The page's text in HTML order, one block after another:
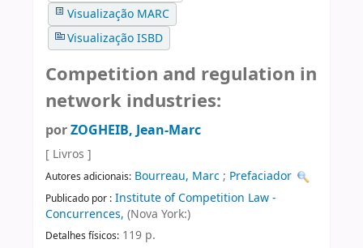
Visualização MARC
Visualização ISBD
Competition and regulation in
network industries:
porZOGHEIB, Jean-Marc
[ Livros ]
Autores adicionais: Bourreau, Marc; Prefaciador
Publicado por : Institute of Competition Law -
Concurrences, (Nova York:)
Detalhes físicos: 119 p.